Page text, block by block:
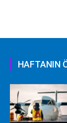
HAFTANIN